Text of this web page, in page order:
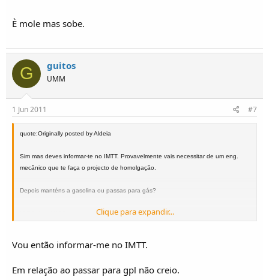
È mole mas sobe.
G guitos
UMM
1 Jun 2011 #7
quote:Originally posted by Aldeia
Sim mas deves informar-te no IMTT. Provavelmente vais necessitar de um eng.
mecânico que te faça o projecto de homolgação.
Depois manténs a gasolina ou passas para gás?
Clique para expandir...
Vou então informar-me no IMTT.
Em relação ao passar para gpl não creio.